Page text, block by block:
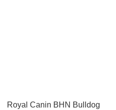
Royal Canin BHN Bulldog